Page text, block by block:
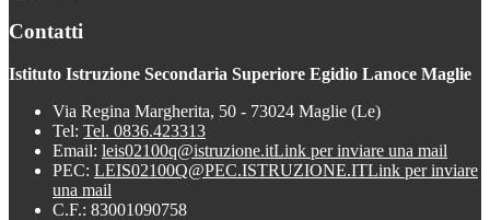
Contatti
Istituto Istruzione Secondaria Superiore Egidio Lanoce Maglie
Via Regina Margherita, 50 - 73024 Maglie (Le)
Tel: Tel. 0836.423313
Email: leis02100q@istruzione.itLink per inviare una mail
PEC: LEIS02100Q@PEC.ISTRUZIONE.ITLink per inviare
una mail
C.F.: 83001090758